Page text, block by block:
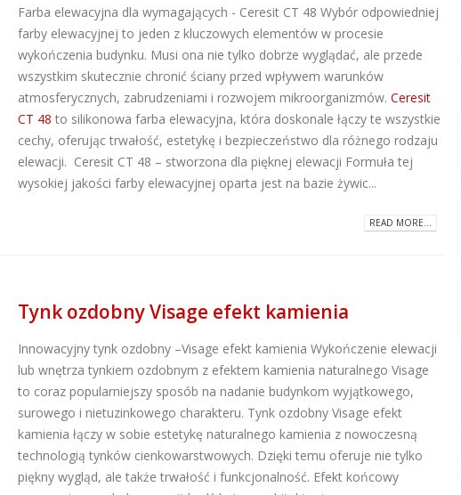
Farba elewacyjna dla wymagających - Ceresit CT 48 Wybór odpowiedniej
farby elewacyjnej to jeden z kluczowych elementów w procesie
wykończenia budynku. Musi ona nie tylko dobrze wyglądać, ale przede
wszystkim skutecznie chronić ściany przed wpływem warunków
atmosferycznych, zabrudzeniami i rozwojem mikroorganizmów.Ceresit
CT 48 to silikonowa farba elewacyjna, która doskonale łączy te wszystkie
cechy, oferując trwałość, estetykę i bezpieczeństwo dla różnego rodzaju
elewacji. Ceresit CT 48 – stworzona dla pięknej elewacji Formuła tej
wysokiej jakości farby elewacyjnej oparta jest na bazie żywic...
READ MORE...
Tynk ozdobny Visage efekt kamienia
Innowacyjny tynk ozdobny –Visage efekt kamienia Wykończenie elewacji
lub wnętrza tynkiem ozdobnym z efektem kamienia naturalnego Visage
to coraz popularniejszy sposób na nadanie budynkom wyjątkowego,
surowego i nietuzinkowego charakteru. Tynk ozdobny Visage efekt
kamienia łączy w sobie estetykę naturalnego kamienia z nowoczesną
technologią tynków cienkowarstwowych. Dzięki temu oferuje nie tylko
piękny wygląd, ale także trwałość i funkcjonalność. Efekt końcowy
Dlaczego warto wybrać
kleje Grip All marki Soudal?
2026-06-16
Postaw na produkty WIM
2026-05-13
ATLAS M-SYSTEM 3G –
nowoczesny system
montażu płyt G-K i OSB
2026-07-31
Wkręty farmerskie WFD –
rodzaje i zastosowanie
poliuretanowe SoudaBond
2026-07-08